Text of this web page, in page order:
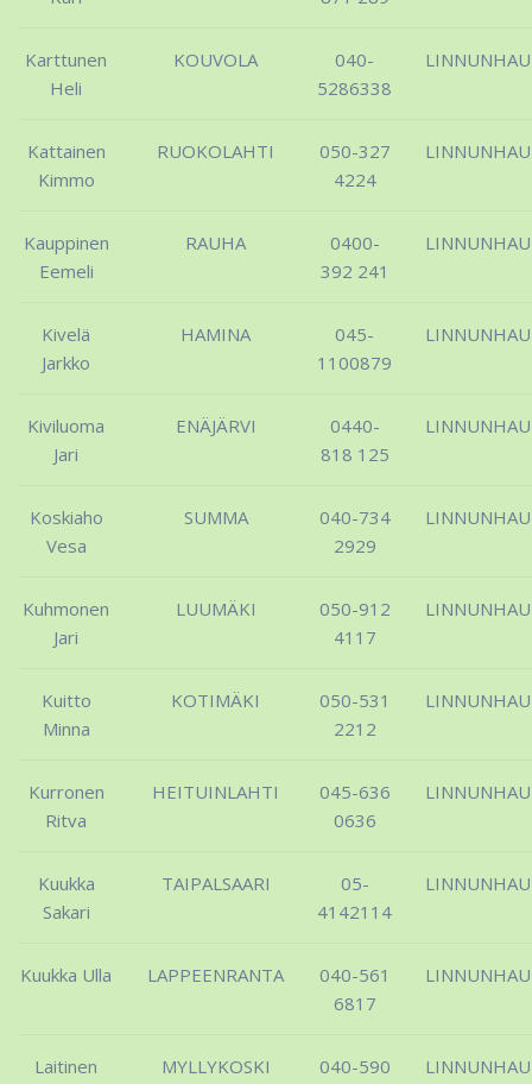
Karttunen
Heli
KOUVOLA
040-
5286338
Kattainen
Kimmo
RUOKOLAHTI
050-327
4224
Kauppinen
Eemeli
RAUHA
0400-
392 241
Kivelä
Jarkko
HAMINA
045-
1100879
Kiviluoma
Jari
ENÄJÄRVI
0440-
818 125
Koskiaho
Vesa
SUMMA
040-734
2929
Kuhmonen
Jari
LUUMÄKI
050-912
4117
Kuitto
Minna
KOTIMÄKI
050-531
2212
Kurronen
Ritva
HEITUINLAHTI
045-636
0636
Kuukka
Sakari
TAIPALSAARI
05-
4142114
Kuukka Ulla LAPPEENRANTA
040-561
6817
Laitinen
MYLLYKOSKI
040-590